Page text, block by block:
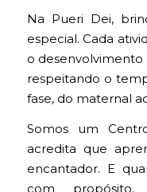
Na Pueri Dei,
especial. Cada
o desenvolvimento
respeitando o
fase, do maternal
Somos um
acredita que
encantador. E
com